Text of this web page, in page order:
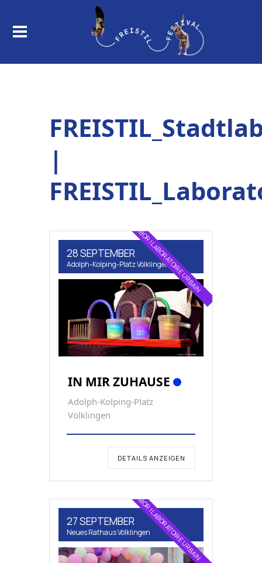
|
28 SEPTEMBER
Adolph-Kolping-Platz Völklingen
STADTLABOR | LABORATOIRE URBAIN
IN MIR ZUHAUSE
Adolph-Kolping-Platz
Völklingen
DETAILS ANZEIGEN
27 SEPTEMBER
Neues Rathaus VölklingenSTADTLABOR | LABORATOIRE URBAIN